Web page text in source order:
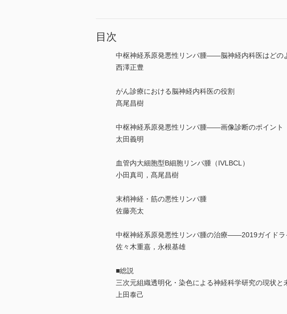
目次
中枢神経系原発悪性リンパ腫――脳神経内科医はどの
西澤正豊
がん診療における脳神経内科医の役割
髙尾昌樹
中枢神経系原発悪性リンパ腫――画像診断のポイント
太田義明
血管内大細胞型B細胞リンパ腫（IVLBCL）
小田真司，髙尾昌樹
末梢神経・筋の悪性リンパ腫
佐藤亮太
中枢神経系原発悪性リンパ腫の治療――2019ガイドラ
佐々木重嘉，永根基雄
■総説
三次元組織透明化・染色による神経科学研究の現状と
上田泰己